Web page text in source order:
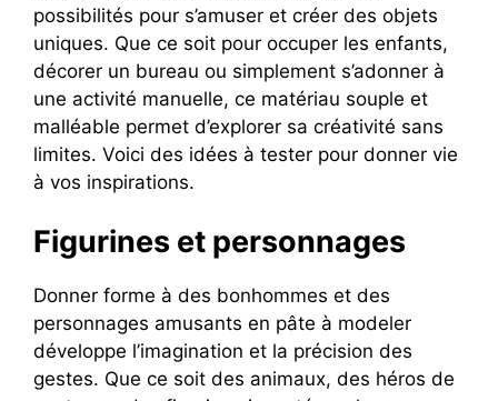
possibilités pour s’amuser et créer des objets
uniques. Que ce soit pour occuper les enfants,
décorer un bureau ou simplement s’adonner à
une activité manuelle, ce matériau souple et
malléable permet d’explorer sa créativité sans
limites. Voici des idées à tester pour donner vie
à vos inspirations.
Figurines et personnages
Donner forme à des bonhommes et des
personnages amusants en pâte à modeler
développe l’imagination et la précision des
gestes. Que ce soit des animaux, des héros de